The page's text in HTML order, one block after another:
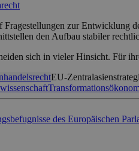
Fragestellungen zur Entwicklung
den Aufbau stabiler
sich in vieler Hinsicht. Für
EU-